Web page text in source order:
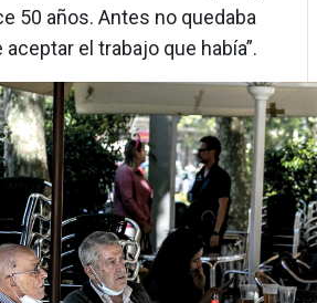
50 años. Antes no quedaba
el trabajo que había”.